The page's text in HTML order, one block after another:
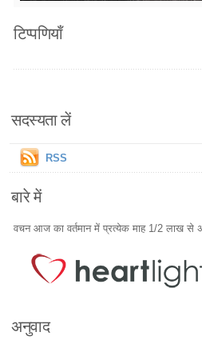
टिप्पणियाँ
सदस्यता लें
RSS
बारे में
वचन आज का वर्तमान में प्रत्येक माह 1/2 लाख से
अनुवाद